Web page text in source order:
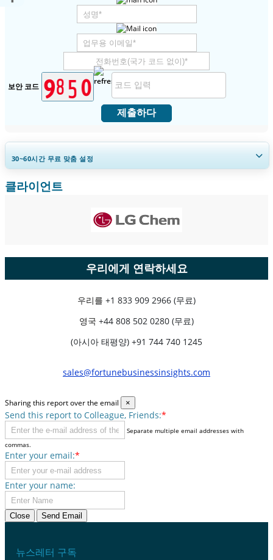
보안 코드
제출하다
30~60시간무료 맞춤 설정
지역 및 국가 범위 확장, 세그먼트 분석, 기업 프로필, 경쟁 벤치마킹, 및 최
지금 맞춤 설정
클라이언트
우리에게 연락하세요
우리를 +1 833 909 2966 (무료)
영국 +44 808 502 0280 (무료)
(아시아 태평양) +91 744 740 1245
sales@fortunebusinessinsights.com
Sharing this report over the email ×
Send this report to Colleague, Friends:*
Separate multiple email addresses with
commas.
Enter your email:*
Enter your name:
Close Send Email
뉴스레터 구독